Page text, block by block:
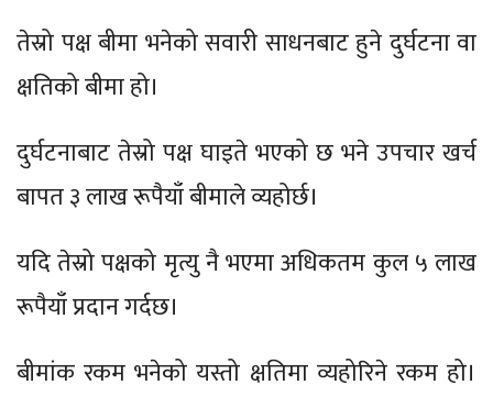
तेस्रो पक्ष बीमा भनेको सवारी साधनबाट हुने दुर्घटना वा
क्षतिको बीमा हो।
दुर्घटनाबाट तेस्रो पक्ष घाइते भएको छ भने उपचार खर्च
बापत ३ लाख रूपैयाँ बीमाले व्यहोर्छ।
यदि तेस्रो पक्षको मृत्यु नै भएमा अधिकतम कुल ५ लाख
रूपैयाँ प्रदान गर्दछ।
बीमांक रकम भनेको यस्तो क्षतिमा व्यहोरिने रकम हो।